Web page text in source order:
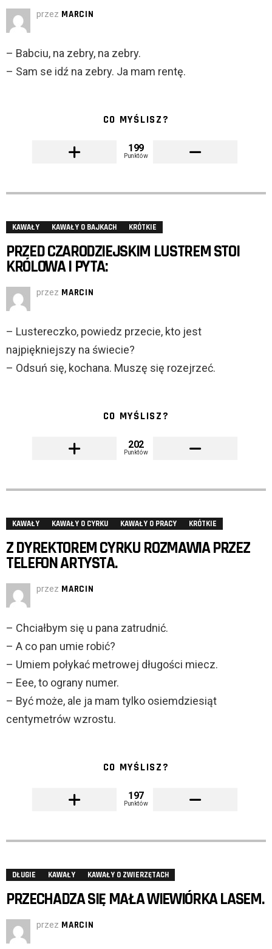
przez MARCIN
– Babciu, na zebry, na zebry.
– Sam se idź na zebry. Ja mam rentę.
CO MYŚLISZ?
199
Punktów
KAWAŁY KAWAŁY O BAJKACH KRÓTKIE
PRZED CZARODZIEJSKIM LUSTREM STOI
KRÓLOWA I PYTA:
przez MARCIN
– Lustereczko, powiedz przecie, kto jest
najpiękniejszy na świecie?
– Odsuń się, kochana. Muszę się rozejrzeć.
CO MYŚLISZ?
202
Punktów
KAWAŁY KAWAŁY O CYRKU KAWAŁY O PRACY KRÓTKIE
Z DYREKTOREM CYRKU ROZMAWIA PRZEZ
TELEFON ARTYSTA.
przez MARCIN
– Chciałbym się u pana zatrudnić.
– A co pan umie robić?
– Umiem połykać metrowej długości miecz.
– Eee, to ograny numer.
– Być może, ale ja mam tylko osiemdziesiąt
centymetrów wzrostu.
CO MYŚLISZ?
197
Punktów
DŁUGIE KAWAŁY KAWAŁY O ZWIERZĘTACH
PRZECHADZA SIĘ MAŁA WIEWIÓRKA LASEM.
przez MARCIN